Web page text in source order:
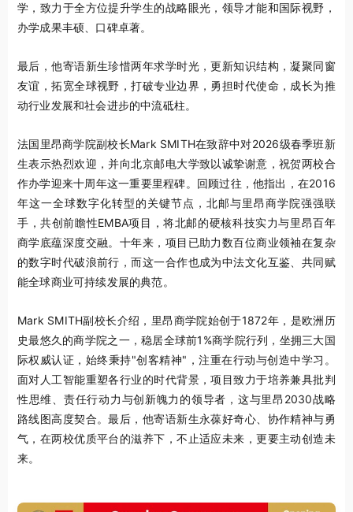
学，致力于全方位提升学生的战略眼光，领导才能和国际视野，
办学成果丰硕、口碑卓著。
最后，他寄语新生珍惜两年求学时光，更新知识结构，凝聚同窗
友谊，拓宽全球视野，打破专业边界，勇担时代使命，成长为推
动行业发展和社会进步的中流砥柱。
法国里昂商学院副校长Mark SMITH在致辞中对2026级春季班新
生表示热烈欢迎，并向北京邮电大学致以诚挚谢意，祝贺两校合
作办学迎来十周年这一重要里程碑。回顾过往，他指出，在2016
年这一全球数字化转型的关键节点，北邮与里昂商学院强强联
手，共创前瞻性EMBA项目，将北邮的硬核科技实力与里昂百年
商学底蕴深度交融。十年来，项目已助力数百位商业领袖在复杂
的数字时代破浪前行，而这一合作也成为中法文化互鉴、共同赋
能全球商业可持续发展的典范。
Mark SMITH副校长介绍，里昂商学院始创于1872年，是欧洲历
史最悠久的商学院之一，稳居全球前1%商学院行列，坐拥三大国
际权威认证，始终秉持"创客精神"，注重在行动与创造中学习。
面对人工智能重塑各行业的时代背景，项目致力于培养兼具批判
性思维、责任行动力与创新魄力的领导者，这与里昂2030战略
路线图高度契合。最后，他寄语新生永葆好奇心、协作精神与勇
气，在两校优质平台的滋养下，不止适应未来，更要主动创造未
来。